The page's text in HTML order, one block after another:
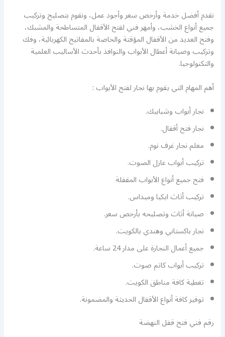
نقدم أفضل خدمة وأرخص سعر وأجود عمل، ونقوم بتصليح وتركيب
جميع أنواع الخشب، وأمهر فني لفتح الأقفال المتساطحة والمشبك،
وفتح العديد من الأقفال المؤقتة والخاصة بالمفاتيح الكهربائية، وفك
وتركيب وصيانة أعطال الأبواب والنوافذ بأحدث الأساليب العلمية
والتكنولوجيا.
أهم المهام التي يقوم بها نجار لفتح الأبواب :
نجار أبواب وشبابيك.
نجار فتح أقفال.
معلم نجار غرف نوم.
تركيب أبواب عازل الصوت.
فتح جميع أنواع الأبواب المقفلة
تركيب أثاث ايكيا وميداس.
صيانة أثاث وتصليحه بأرخص سعر.
نجار باكستاني وهندي بالكويت.
جميع أعمال النجارة على مدار 24 ساعة.
تركيب أبواب كاتم صوت.
تغطية كافة مناطق الكويت.
توفير كافة أنواع الأقفال الحديثة والمضمونة.
رقم فني فتح قفل النهضة